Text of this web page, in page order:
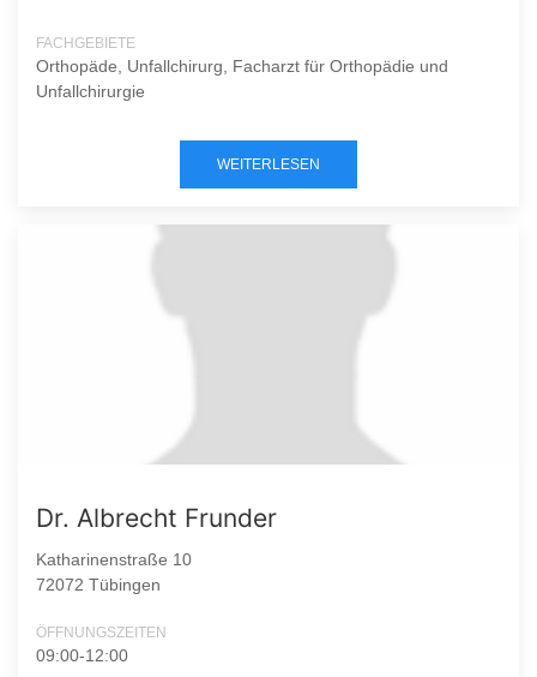
FACHGEBIETE
Orthopäde, Unfallchirurg, Facharzt für Orthopädie und
Unfallchirurgie
WEITERLESEN
Dr. Albrecht Frunder
Katharinenstraße 10
72072 Tübingen
ÖFFNUNGSZEITEN
09:00-12:00